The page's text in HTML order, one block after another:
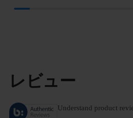
レビュー
Understand product